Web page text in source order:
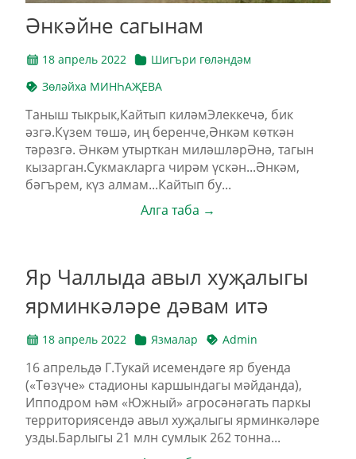
Әнкәйне сагынам
18 апрель 2022
Шигъри гөләндәм
Зөләйха МИНҺАҖЕВА
Таныш тыкрык,Кайтып киләмЭлеккечә, бик
әзгә.Күзем төшә, иң беренче,Әнкәм көткән
тәрәзгә. Әнкәм утырткан миләшләрӘнә, тагын
кызарган.Сукмакларга чирәм үскән...Әнкәм,
бәгърем, күз алмам...Кайтып бу...
Алга таба →
Яр Чаллыда авыл хуҗалыгы
ярминкәләре дәвам итә
18 апрель 2022 Язмалар Admin
16 апрельдә Г.Тукай исемендәге яр буенда
(«Төзүче» стадионы каршындагы мәйданда),
Ипподром һәм «Южный» агросәнәгать паркы
территориясендә авыл хуҗалыгы ярминкәләре
узды.Барлыгы 21 млн сумлык 262 тонна...